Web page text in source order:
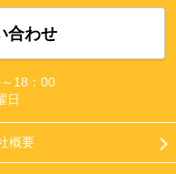
合わせ
18：00
日
概要